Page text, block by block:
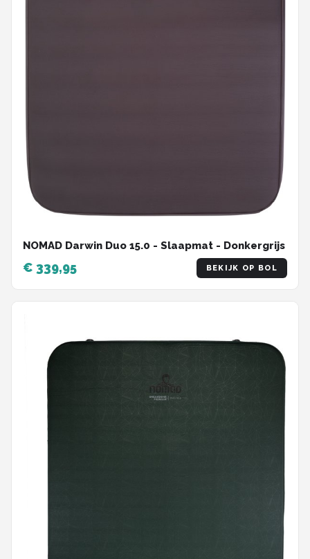
NOMAD Darwin Duo 15.0 - Slaapmat - Donkergrijs
€ 339,95 BEKIJK OP BOL